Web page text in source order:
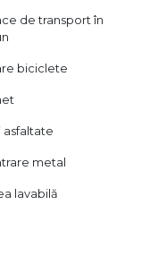
de transport în
biciclete
asfaltate
metal
lavabilă